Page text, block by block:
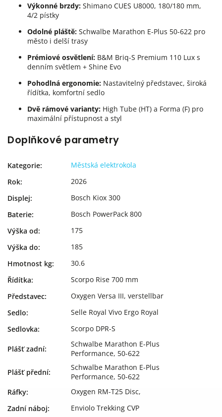
Výkonné brzdy: Shimano CUES U8000, 180/180 mm,
4/2 pístky
Odolné pláště: Schwalbe Marathon E-Plus 50-622 pro
město i delší trasy
Prémiové osvětlení: B&M Briq-S Premium 110 Lux s
denním světlem + Shine Evo
Pohodlná ergonomie: Nastavitelný představec, široká
řídítka, komfortní sedlo
Dvě rámové varianty: High Tube (HT) a Forma (F) pro
maximální přístupnost a styl
Doplňkové parametry
Kategorie:
Městská elektrokola
Rok:
2026
Displej:
Bosch Kiox 300
Baterie:
Bosch PowerPack 800
Výška od:
175
Výška do:
185
Hmotnost kg:
30.6
Řídítka:
Scorpo Rise 700 mm
Představec:
Oxygen Versa III, verstellbar
Sedlo:
Selle Royal Vivo Ergo Royal
Sedlovka: Scorpo DPR-S
Plášť zadní:
Schwalbe Marathon E-Plus
Performance, 50-622
Plášť přední:
Schwalbe Marathon E-Plus
Performance, 50-622
Ráfky:
Oxygen RM-T25 Disc,
Zadní náboj:
Enviolo Trekking CVP